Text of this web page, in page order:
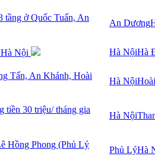
tầng ở Quốc Tuấn, An
An Dương
Nội Hà NộiHà
Tấn, An Khánh, Hoài
Hà Nội
30 triệu/ tháng gia
Hà Nội
Hồng Phong (Phủ Lý
Phủ LýHà